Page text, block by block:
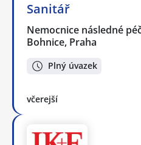
Sanitář
Nemocnice následné
Bohnice, Praha
Plný úvazek
včerejší